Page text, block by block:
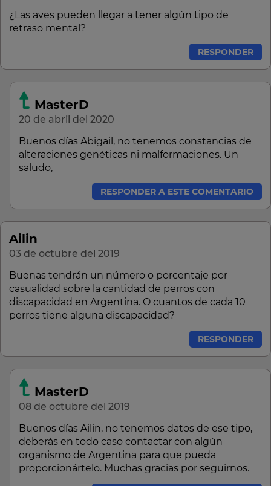
¿Las aves pueden llegar a tener algún tipo de
retraso mental?
RESPONDER
MasterD
20 de abril del 2020
Buenos días Abigail, no tenemos constancias de
alteraciones genéticas ni malformaciones. Un
saludo,
RESPONDER A ESTE COMENTARIO
Ailin
03 de octubre del 2019
Buenas tendrán un número o porcentaje por
casualidad sobre la cantidad de perros con
discapacidad en Argentina. O cuantos de cada 10
perros tiene alguna discapacidad?
RESPONDER
MasterD
08 de octubre del 2019
Buenos días Ailin, no tenemos datos de ese tipo,
deberás en todo caso contactar con algún
organismo de Argentina para que pueda
proporcionártelo. Muchas gracias por seguirnos.